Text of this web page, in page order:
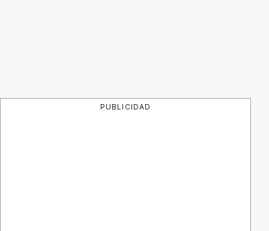
PUBLICIDAD